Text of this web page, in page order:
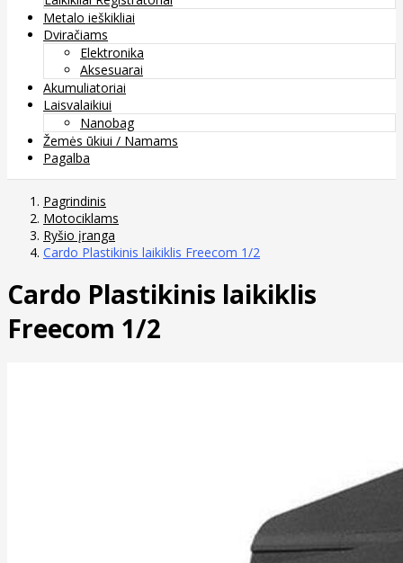
Metalo ieškikliai
Dviračiams
Elektronika
Aksesuarai
Akumuliatoriai
Laisvalaikiui
Nanobag
Žemės ūkiui / Namams
Pagalba
Pagrindinis
Motociklams
Ryšio įranga
Cardo Plastikinis laikiklis Freecom 1/2
Cardo Plastikinis laikiklis
Freecom 1/2